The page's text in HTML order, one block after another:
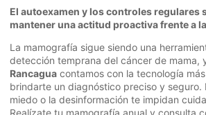
El autoexamen y los controles regulares
mantener una actitud proactiva frente a
La mamografía sigue siendo una
detección temprana del cáncer de mama,
Rancagua contamos con la tecnología
brindarte un diagnóstico preciso y seguro.
miedo o la desinformación te impidan